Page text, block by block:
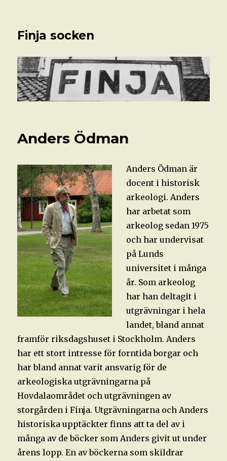
Finja socken
Anders Ödman
Anders Ödman är
docent i historisk
arkeologi. Anders
har arbetat som
arkeolog sedan 1975
och har undervisat
på Lunds
universitet i många
år. Som arkeolog
har han deltagit i
utgrävningar i hela
landet, bland annat
framför riksdagshuset i Stockholm. Anders
har ett stort intresse för forntida borgar och
har bland annat varit ansvarig för de
arkeologiska utgrävningarna på
Hovdalaområdet och utgrävningen av
storgården i Finja. Utgrävningarna och Anders
historiska upptäckter finns att ta del av i
många av de böcker som Anders givit ut under
årens lopp. En av böckerna som skildrar